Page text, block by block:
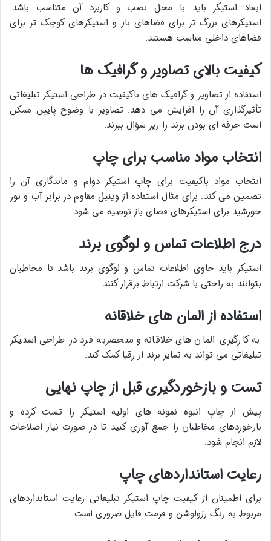
ابعاد استیکر باید با محل نصب و کاربرد آن متناسب باشد.
استیکرهای بزرگ تر برای فضاهای باز و استیکرهای کوچک تر برای
فضاهای داخلی مناسب هستند.​
کیفیت بالای تصاویر و گرافیک ها
استفاده از تصاویر و گرافیک های باکیفیت در طراحی استیکر تبلیغاتی
تأثیرگذاری آن را افزایش می دهد. تصاویر با وضوح پایین ممکن
است حرفه ای بودن برند را زیر سؤال ببرند.​
انتخاب مواد مناسب برای چاپ
انتخاب مواد باکیفیت برای چاپ استیکر دوام و ماندگاری آن را
تضمین می کند. برای مثال استفاده از وینیل مقاوم در برابر آب و نور
خورشید برای استیکرهای فضای باز توصیه می شود.​
درج اطلاعات تماس و لوگوی برند
استیکر باید حاوی اطلاعات تماس و لوگوی برند باشد تا مخاطبان
بتوانند به راحتی با شرکت ارتباط برقرار کنند.​
استفاده از المان های خلاقانه
به کارگیری المان های خلاقانه و منحصربه فرد در طراحی استیکر
تبلیغاتی می تواند به تمایز برند از رقبا کمک کند.​
تست و بازخوردگیری قبل از چاپ نهایی
پیش از چاپ انبوه نمونه های اولیه استیکر را تست کرده و
بازخوردهای مخاطبان را جمع آوری کنید تا در صورت نیاز اصلاحات
لازم انجام شود.​
رعایت استانداردهای چاپ
برای اطمینان از کیفیت چاپ استیکر تبلیغاتی رعایت استانداردهای
مربوط به رنگ رزولوشن و فرمت فایل ضروری است.​